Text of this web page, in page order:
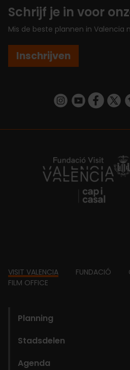
Schrijf je in voor
Mis de beste plannen in Valencia
Inschrijven
https://https://https://
https://
Footer
VISIT VALENCIA FUNDACIÓ
FILM OFFICE
Planning
Stadsdelen
Agenda